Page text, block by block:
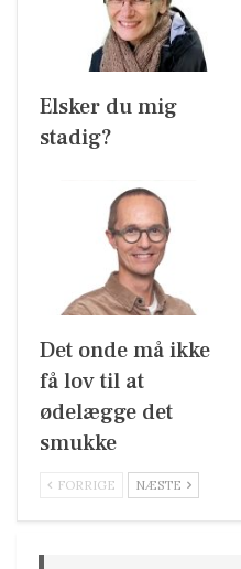
Elsker du mig
stadig?
Det onde må ikke
få lov til at
ødelægge det
smukke
FORRIGE NÆSTE